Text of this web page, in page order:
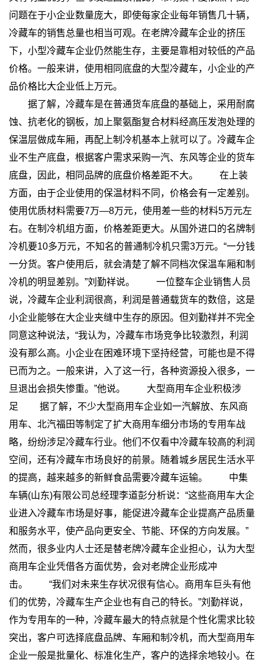
问题在于小企业数量庞大，即使每家企业每年销售几十辆，
冷藏车的销售总量也相当可观。在老牌冷藏车企业的挤压
下，小型冷藏车企业仍然能生存，主要是靠相对较低的产品
价格。一般来讲，使用相同底盘的大型冷藏车，小企业的产
品价格比大企业低上万元。
据了解，冷藏车是在普通货车底盘的基础上，采用耐腐
蚀、抗老化的钢板，加上聚氨酯复合材料经高压发泡处理的
保温层做成车厢，再配上制冷机基本上就可以了。冷藏车企
业不生产底盘，根据客户需求采购一汽、东风等企业的货车
底盘，因此，相同品牌的底盘价格差距不大。
在上装
方面，由于企业使用的保温材料不同，价格会有一定差别。
使用优质材料需要7万—8万元，使用差一些的材料5万元左
右。在制冷机组方面，价格差距更大。从国外进口的名牌制
冷机要10多万元，不知名的普通制冷机只需3万元。“一分钱
一分货。客户使用后，就会清楚了解不同档次保温车厢和制
冷机的明显差别。”刘勤祥说。
一位整车企业销售人员
说，冷藏车企业利润很高，利润是普通载货车的数倍，这是
小企业能够在大企业夹缝中生存的原因。但刘勤祥并不完全
同意这种说法，“我认为，冷藏车市场竞争比较激烈，利润
没有那么高。小企业在困难环境下坚持经营，可能也是不得
已而为之。一般来讲，入了这一行，各种资源投入很多，一
旦退出会损失惨重。”他说。
大型商用车企业积极涉
足
据了解，不少大型商用车企业如一汽解放、东风商
用车、北汽福田等制定了扩大商用车细分市场的专用车战
略，纷纷涉足冷藏车行业。他们不仅看中冷藏车较高的利润
空间，还有冷藏车市场良好的前景。随着城乡居民生活水平
的提高，越来越多的新鲜食品需要冷藏车运输。
中集
车辆(山东)有限公司总经理李道彭分析说：“这些商用车大企
业进入冷藏车市场是好事，能促进冷藏车企业提高产品质量
和服务水平，使产品向更安全、节能、环保的方向发展。”
然而，很多业内人士还是替老牌冷藏车企业担心，认为大型
商用车企业凭借各方面优势，会对老牌企业形成冲
击。
“我们对未来生存状况很有信心。商用车巨头有他
们的优势，冷藏车生产企业也有自己的特长。”刘勤祥说，
作为专用车的一种，冷藏车最大的特点就是个性化需求比较
突出，客户可选择底盘品牌、车厢和制冷机，而大型商用车
企业一般是批量化、标准化生产，客户的选择余地较小。在